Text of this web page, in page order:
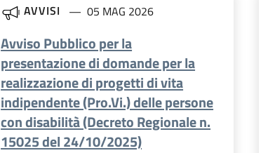
AVVISI 05 MAG 2026
Avviso Pubblico per la
presentazione di domande per la
realizzazione di progetti di vita
indipendente (Pro.Vi.) delle persone
con disabilità (Decreto Regionale n.
15025 del 24/10/2025)